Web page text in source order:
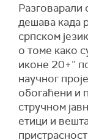
Разговарали
дешава када
српском
о томе како
иконе 20+”
научног
обогаћени и
стручном
етици и